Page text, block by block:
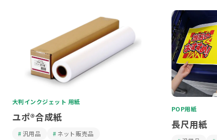
大判インクジェット 用紙
ユポ®合成紙
汎用品 ネット販売品
POP用紙
長尺用紙